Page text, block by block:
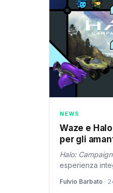
NEWS
Waze e
per gli
Halo:
esperienza
tra il
Fulvio Barbato ·